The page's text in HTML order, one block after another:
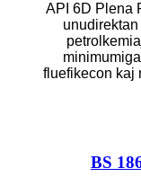
API 6D Plena
fluefikecon kaj
BS